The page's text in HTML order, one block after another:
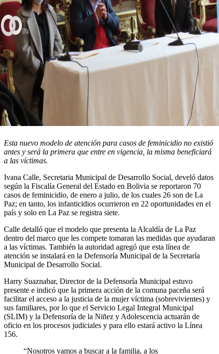
Esta nuevo modelo de atención para casos de feminicidio no existió
antes y será la primera que entre en vigencia, la misma beneficiará
a las víctimas.
Ivana Calle, Secretaria Municipal de Desarrollo Social, develó datos
según la Fiscalía General del Estado en Bolivia se reportaron 70
casos de feminicidio, de enero a julio, de los cuales 26 son de La
Paz; en tanto, los infanticidios ocurrieron en 22 oportunidades en el
país y solo en La Paz se registra siete.
Calle detalló que el modelo que presenta la Alcaldía de La Paz
dentro del marco que les compete tomaran las medidas que ayudaran
a las víctimas. También la autoridad agregó que esta línea de
atención se instalará en la Defensoría Municipal de la Secretaría
Municipal de Desarrollo Social.
Harry Suaznabar, Director de la Defensoría Municipal estuvo
presente e indicó que la primera acción de la comuna paceña será
facilitar el acceso a la justicia de la mujer víctima (sobrevivientes) y
sus familiares, por lo que el Servicio Legal Integral Municipal
(SLIM) y la Defensoría de la Niñez y Adolescencia actuarán de
oficio en los procesos judiciales y para ello estará activo la Línea
156.
“Nosotros vamos a buscar a la familia, a los